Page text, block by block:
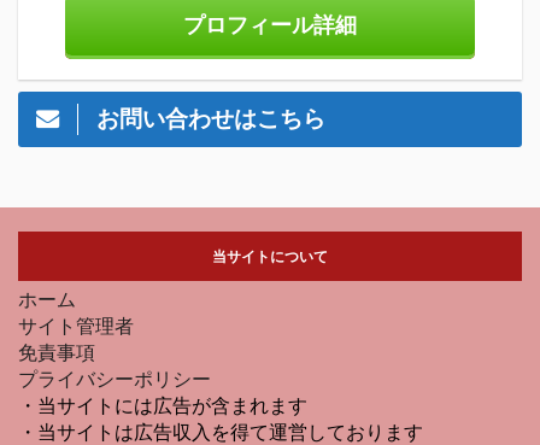
プロフィール詳細
お問い合わせはこちら
当サイトについて
ホーム
サイト管理者
免責事項
プライバシーポリシー
・当サイトには広告が含まれます
・当サイトは広告収入を得て運営しております